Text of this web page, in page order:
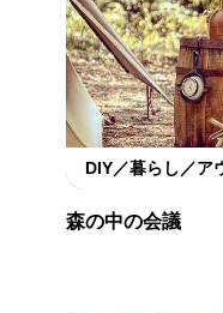
DIY／暮らし／ア
森の中の会議